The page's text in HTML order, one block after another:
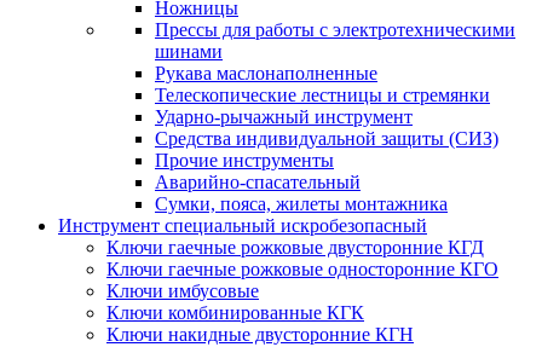
Ножницы
Прессы для работы с электротехническими
шинами
Рукава маслонаполненные
Телескопические лестницы и стремянки
Ударно-рычажный инструмент
Средства индивидуальной защиты (СИЗ)
Прочие инструменты
Аварийно-спасательный
Сумки, пояса, жилеты монтажника
Инструмент специальный искробезопасный
Ключи гаечные рожковые двусторонние КГД
Ключи гаечные рожковые односторонние КГО
Ключи имбусовые
Ключи комбинированные КГК
Ключи накидные двусторонние КГН